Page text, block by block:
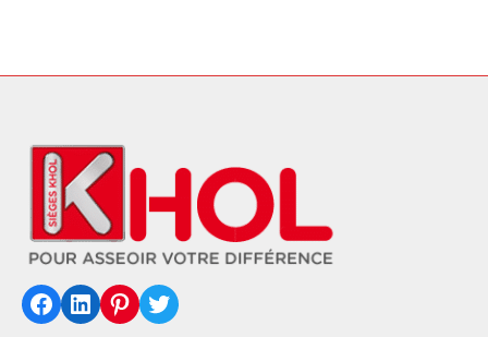
Facebook LinkedIn Pinterest Twitter